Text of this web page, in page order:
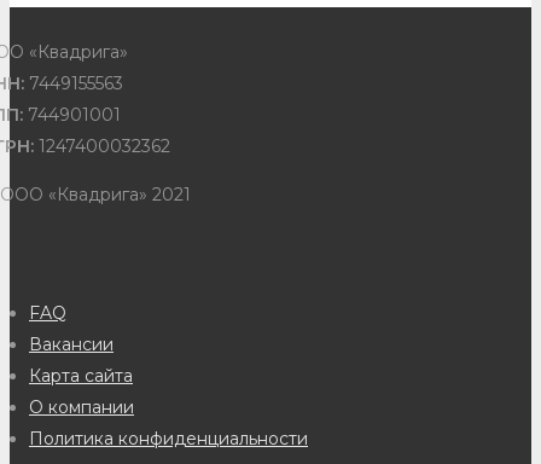
«Квадрига»
7449155563
744901001
1247400032362
«Квадрига» 2021
FAQ
Вакансии
Карта сайта
О компании
Политика конфиденциальности